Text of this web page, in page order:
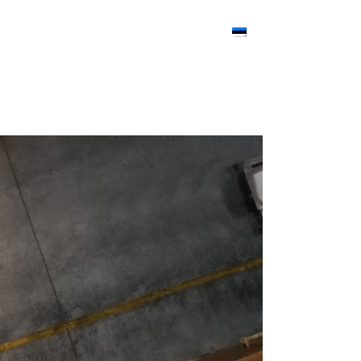
English